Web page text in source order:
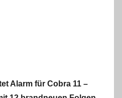
Alarm für Cobra 11 –